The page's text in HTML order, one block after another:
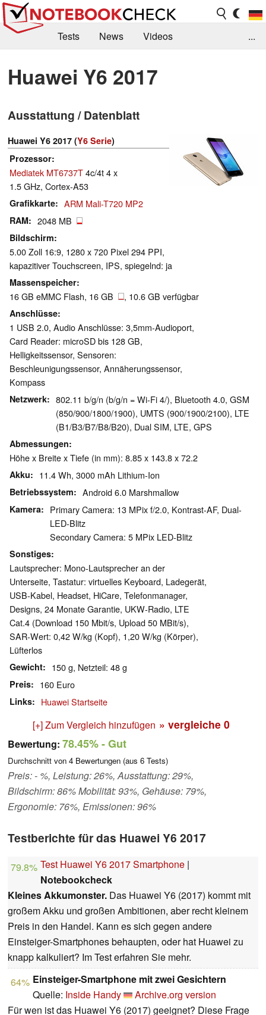
Tests News
Videos
Kaufberatung
Deals Suche
Forum
...
Huawei Y6 2017
Ausstattung / Datenblatt
Huawei Y6 2017 (Y6 Serie)
Prozessor
Mediatek MT6737T4c/4t 4 x
1.5 GHz, Cortex-A53
Grafikkarte ARM Mali-T720 MP2
RAM 2048 MB
Bildschirm
5.00 Zoll 16:9, 1280 x 720 Pixel 294 PPI,
kapazitiver Touchscreen, IPS, spiegelnd: ja
Massenspeicher
16 GB eMMC Flash, 16 GB , 10.6 GB verfügbar
Anschlüsse
1 USB 2.0, Audio Anschlüsse: 3,5mm-Audioport,
Card Reader: microSD bis 128 GB,
Helligkeitssensor, Sensoren:
Beschleunigungssensor, Annäherungssensor,
Kompass
Netzwerk
802.11 b/g/n (b/g/n = Wi-Fi 4/), Bluetooth 4.0, GSM
(850/​900/​1800/​1900), UMTS (900/​1900/​2100), LTE
(B1/​B3/​B7/​B8/​B20), Dual SIM, LTE, GPS
Abmessungen
Höhe x Breite x Tiefe (in mm): 8.85 x 143.8 x 72.2
Akku 11.4 Wh, 3000 mAh Lithium-Ion
Betriebssystem Android 6.0 Marshmallow
Kamera
Primary Camera: 13 MPix f/​2.0, Kontrast-AF, Dual-
LED-Blitz
Secondary Camera: 5 MPix LED-Blitz
Sonstiges
Lautsprecher: Mono-Lautsprecher an der
Unterseite, Tastatur: virtuelles Keyboard, Ladegerät,
USB-Kabel, Headset, HiCare, Telefonmanager,
Designs, 24 Monate Garantie, UKW-Radio, LTE
Cat.4 (Download 150 Mbit/s, Upload 50 MBit/s),
SAR-Wert: 0,42 W/kg (Kopf), 1,20 W/kg (Körper),
Lüfterlos
Gewicht 150 g, Netzteil: 48 g
Preis 160 Euro
Links Huawei Startseite
[+] Zum Vergleich hinzufügen » vergleiche 0
Bewertung: 78.45%- Gut
Durchschnitt von 4 Bewertungen (aus 6 Tests)
Preis: - %, Leistung: 26%, Ausstattung: 29%,
Bildschirm: 86% Mobilität: 93%, Gehäuse: 79%,
Ergonomie: 76%, Emissionen: 96%
Testberichte für das Huawei Y6 2017
79.8% Test Huawei Y6 2017 Smartphone |
Notebookcheck
Kleines Akkumonster. Das Huawei Y6 (2017) kommt mit
großem Akku und großen Ambitionen, aber recht kleinem
Preis in den Handel. Kann es sich gegen andere
Einsteiger-Smartphones behaupten, oder hat Huawei zu
knapp kalkuliert? Im Test erfahren Sie mehr.
64% Einsteiger-Smartphone mit zwei Gesichtern
Quelle: Inside Handy
Archive.org version
Für wen ist das Huawei Y6 (2017) geeignet? Diese Frage